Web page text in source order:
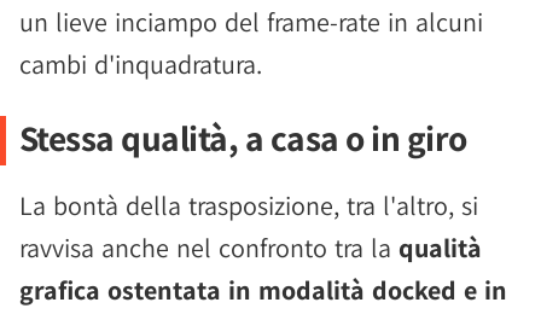
un lieve inciampo del frame-rate in alcuni
cambi d'inquadratura.
Stessa qualità, a casa o in giro
La bontà della trasposizione, tra l'altro, si
ravvisa anche nel confronto tra la qualità
grafica ostentata in modalità docked e in